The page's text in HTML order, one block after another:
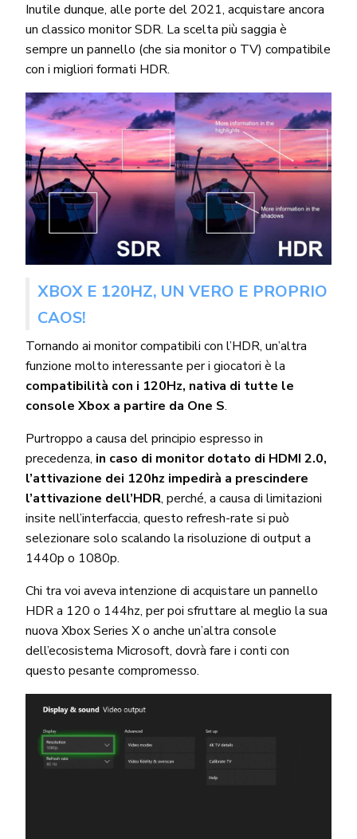
Inutile dunque, alle porte del 2021, acquistare ancora
un classico monitor SDR. La scelta più saggia è
sempre un pannello (che sia monitor o TV) compatibile
con i migliori formati HDR.
XBOX E 120HZ, UN VERO E PROPRIO
CAOS!
Tornando ai monitor compatibili con l’HDR, un’altra
funzione molto interessante per i giocatori è la
compatibilità con i 120Hz, nativa di tutte le
console Xbox a partire da One S.
Purtroppo a causa del principio espresso in
precedenza, in caso di monitor dotato di HDMI 2.0,
l’attivazione dei 120hz impedirà a prescindere
l’attivazione dell’HDR, perché, a causa di limitazioni
insite nell’interfaccia, questo refresh-rate si può
selezionare solo scalando la risoluzione di output a
1440p o 1080p.
Chi tra voi aveva intenzione di acquistare un pannello
HDR a 120 o 144hz, per poi sfruttare al meglio la sua
nuova Xbox Series X o anche un’altra console
dell’ecosistema Microsoft, dovrà fare i conti con
questo pesante compromesso.